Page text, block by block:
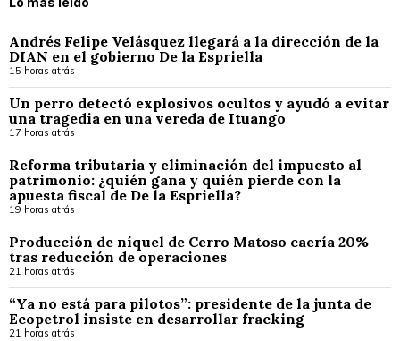
Andrés Felipe Velásquez llegará a la dirección de la
DIAN en el gobierno De la Espriella
15 horas atrás
Un perro detectó explosivos ocultos y ayudó a evitar
una tragedia en una vereda de Ituango
17 horas atrás
Reforma tributaria y eliminación del impuesto al
patrimonio: ¿quién gana y quién pierde con la
apuesta fiscal de De la Espriella?
19 horas atrás
Producción de níquel de Cerro Matoso caería 20%
tras reducción de operaciones
21 horas atrás
“Ya no está para pilotos”: presidente de la junta de
Ecopetrol insiste en desarrollar fracking
21 horas atrás